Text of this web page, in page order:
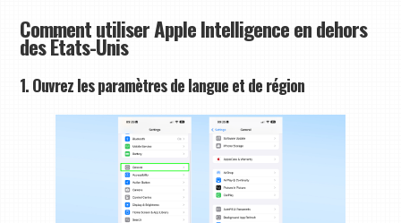
Comment utiliser Apple Intelligence en dehors
des États-Unis
1. Ouvrez les paramètres de langue et de région